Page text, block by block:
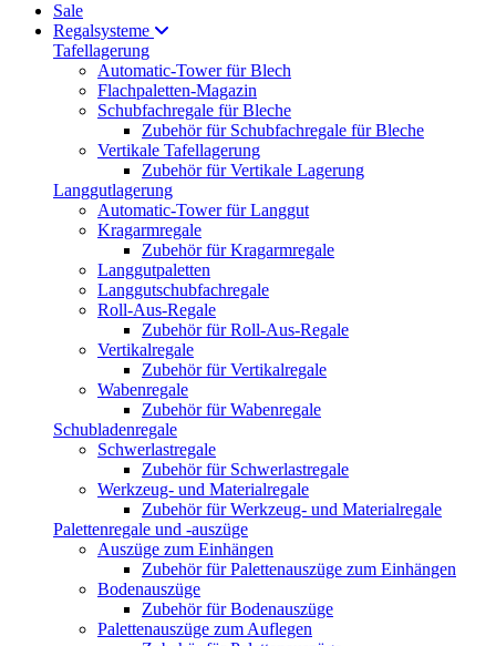
Sale
Regalsysteme
Tafellagerung
Automatic-Tower für Blech
Flachpaletten-Magazin
Schubfachregale für Bleche
Zubehör für Schubfachregale für Bleche
Vertikale Tafellagerung
Zubehör für Vertikale Lagerung
Langgutlagerung
Automatic-Tower für Langgut
Kragarmregale
Zubehör für Kragarmregale
Langgutpaletten
Langgutschubfachregale
Roll-Aus-Regale
Zubehör für Roll-Aus-Regale
Vertikalregale
Zubehör für Vertikalregale
Wabenregale
Zubehör für Wabenregale
Schubladenregale
Schwerlastregale
Zubehör für Schwerlastregale
Werkzeug- und Materialregale
Zubehör für Werkzeug- und Materialregale
Palettenregale und -auszüge
Auszüge zum Einhängen
Zubehör für Palettenauszüge zum Einhängen
Bodenauszüge
Zubehör für Bodenauszüge
Palettenauszüge zum Auflegen